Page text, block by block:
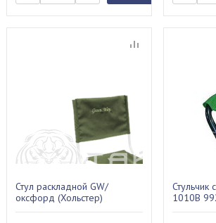
Стул раскладной GW/
оксфорд (Хольстер)
Стульчик
1010В